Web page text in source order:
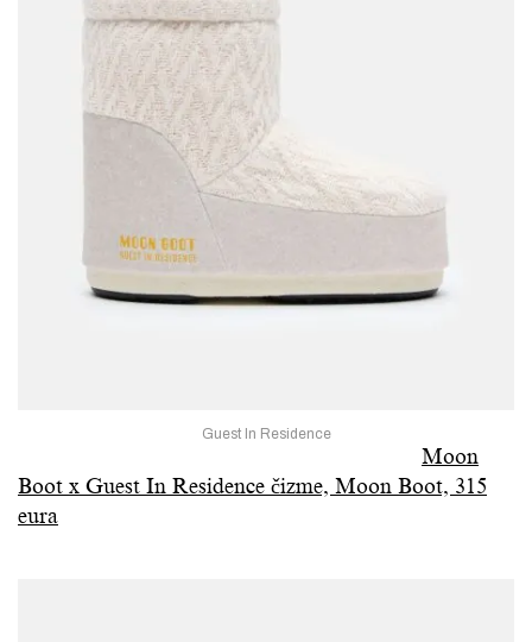
Guest In Residence
Moon
Boot x Guest In Residence čizme, Moon Boot, 315
eura